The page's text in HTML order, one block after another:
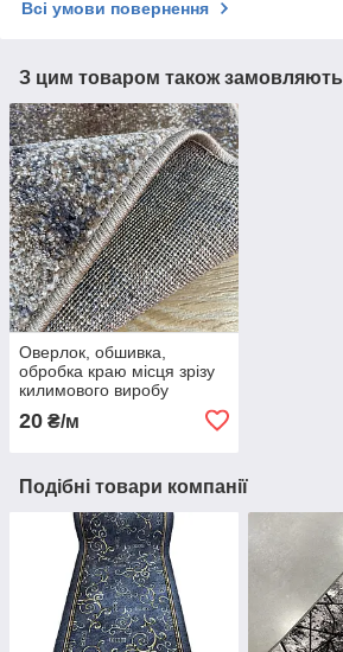
Всі умови повернення
З цим товаром також замовляють
Оверлок, обшивка,
обробка краю місця зрізу
килимового виробу
20 ₴/м
Подібні товари компанії